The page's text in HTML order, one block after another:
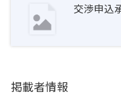
交渉申込
掲載者情報